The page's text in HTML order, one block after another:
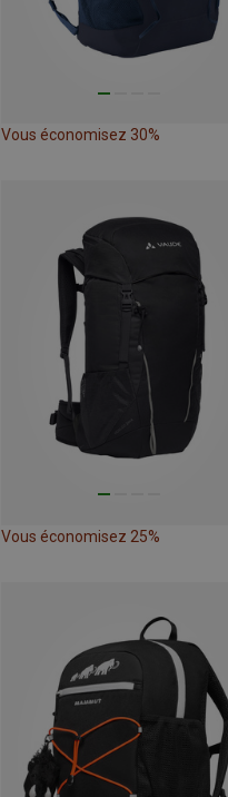
Vous économisez 30%
Vous économisez 25%